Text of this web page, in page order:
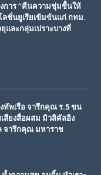
การ “คืนความชุ่มชื้นให้
ลชั่นยูเรียเข้มข้นแก่ กทม.
และกลุ่มเปราะบางที่
ทัพเรือ จารึกคุณ ร.5 ขน
สียงสื่อผสม มิวสิคัลอิง
จารึกคุณ มหาราช